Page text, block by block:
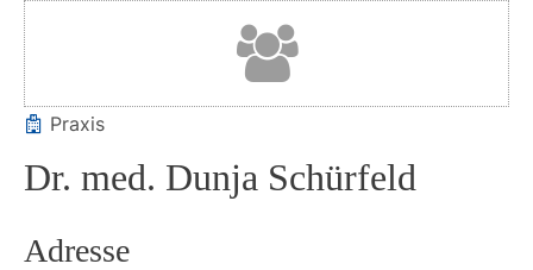
Praxis
Dr. med. Dunja Schürfeld
Adresse